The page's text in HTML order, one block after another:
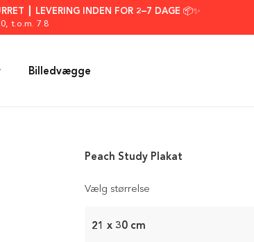
┃ LEVERING INDEN FOR 2–7 DAGE 📦✨
, t.o.m. 7.8
Billedvægge
Vælg størrelse
21 x 30 cm
Peach Study Plakat